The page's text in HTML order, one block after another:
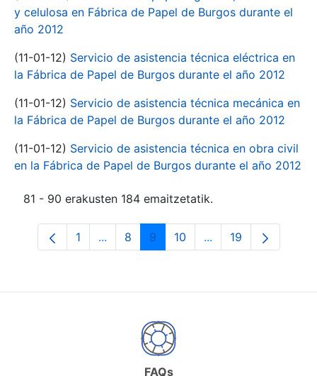
y celulosa en Fábrica de Papel de Burgos durante el
año 2012
(11-01-12) Servicio de asistencia técnica eléctrica en
la Fábrica de Papel de Burgos durante el año 2012
(11-01-12) Servicio de asistencia técnica mecánica en
la Fábrica de Papel de Burgos durante el año 2012
(11-01-12) Servicio de asistencia técnica en obra civil
en la Fábrica de Papel de Burgos durante el año 2012
81 - 90 erakusten 184 emaitzetatik.
Orrialdea
1 ...Intermediate Pages Use TAB to
Orrialdea
8 Orrialdea
9 Orrialdea
10 ...Intermediate Pages
Orrialdea
19
FAQs